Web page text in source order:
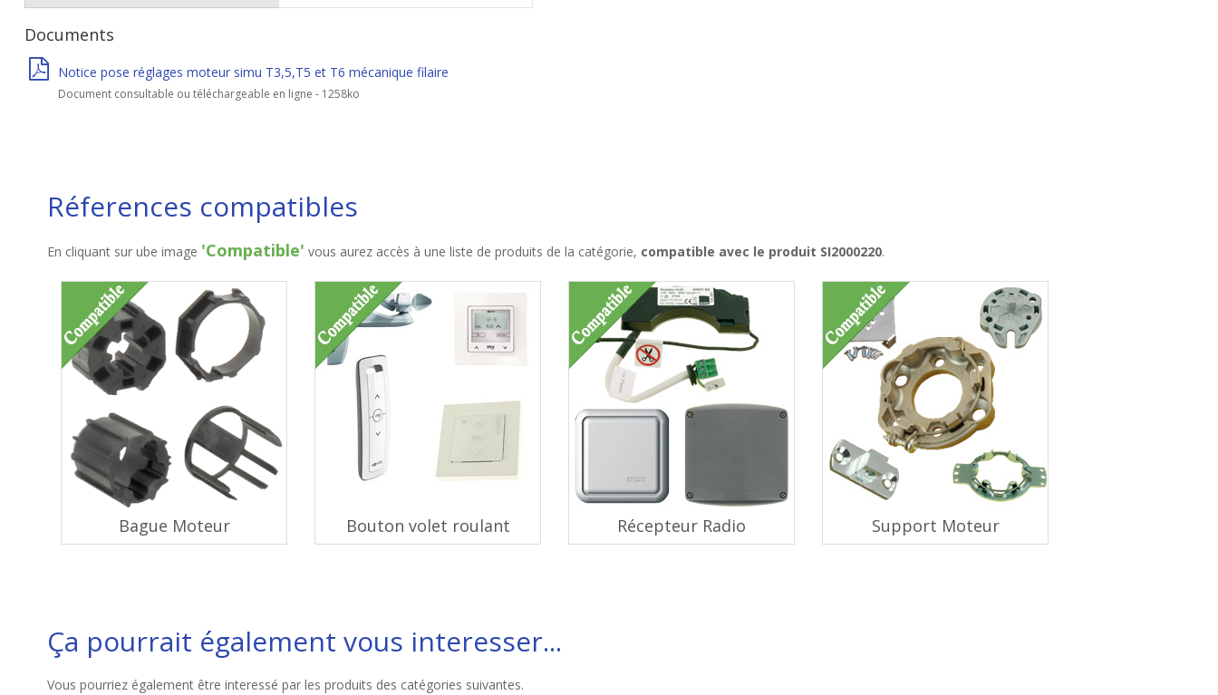
Documents
Notice pose réglages moteur simu T3,5,T5 et T6 mécanique filaire
Document consultable ou téléchargeable en ligne - 1258ko
Réferences compatibles
En cliquant sur ube image 'Compatible' vous aurez accès à une liste de produits de la catégorie, compatible avec le produit SI2000220.
Bague Moteur Bouton volet roulant Récepteur Radio Support Moteur
Ça pourrait également vous interesser...
Vous pourriez également être interessé par les produits des catégories suivantes.